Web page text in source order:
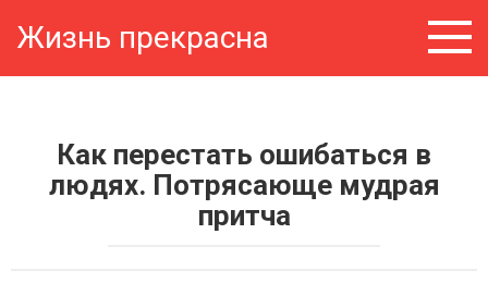
Жизнь прекрасна
Как перестать ошибаться в
людях. Потрясающе мудрая
притча